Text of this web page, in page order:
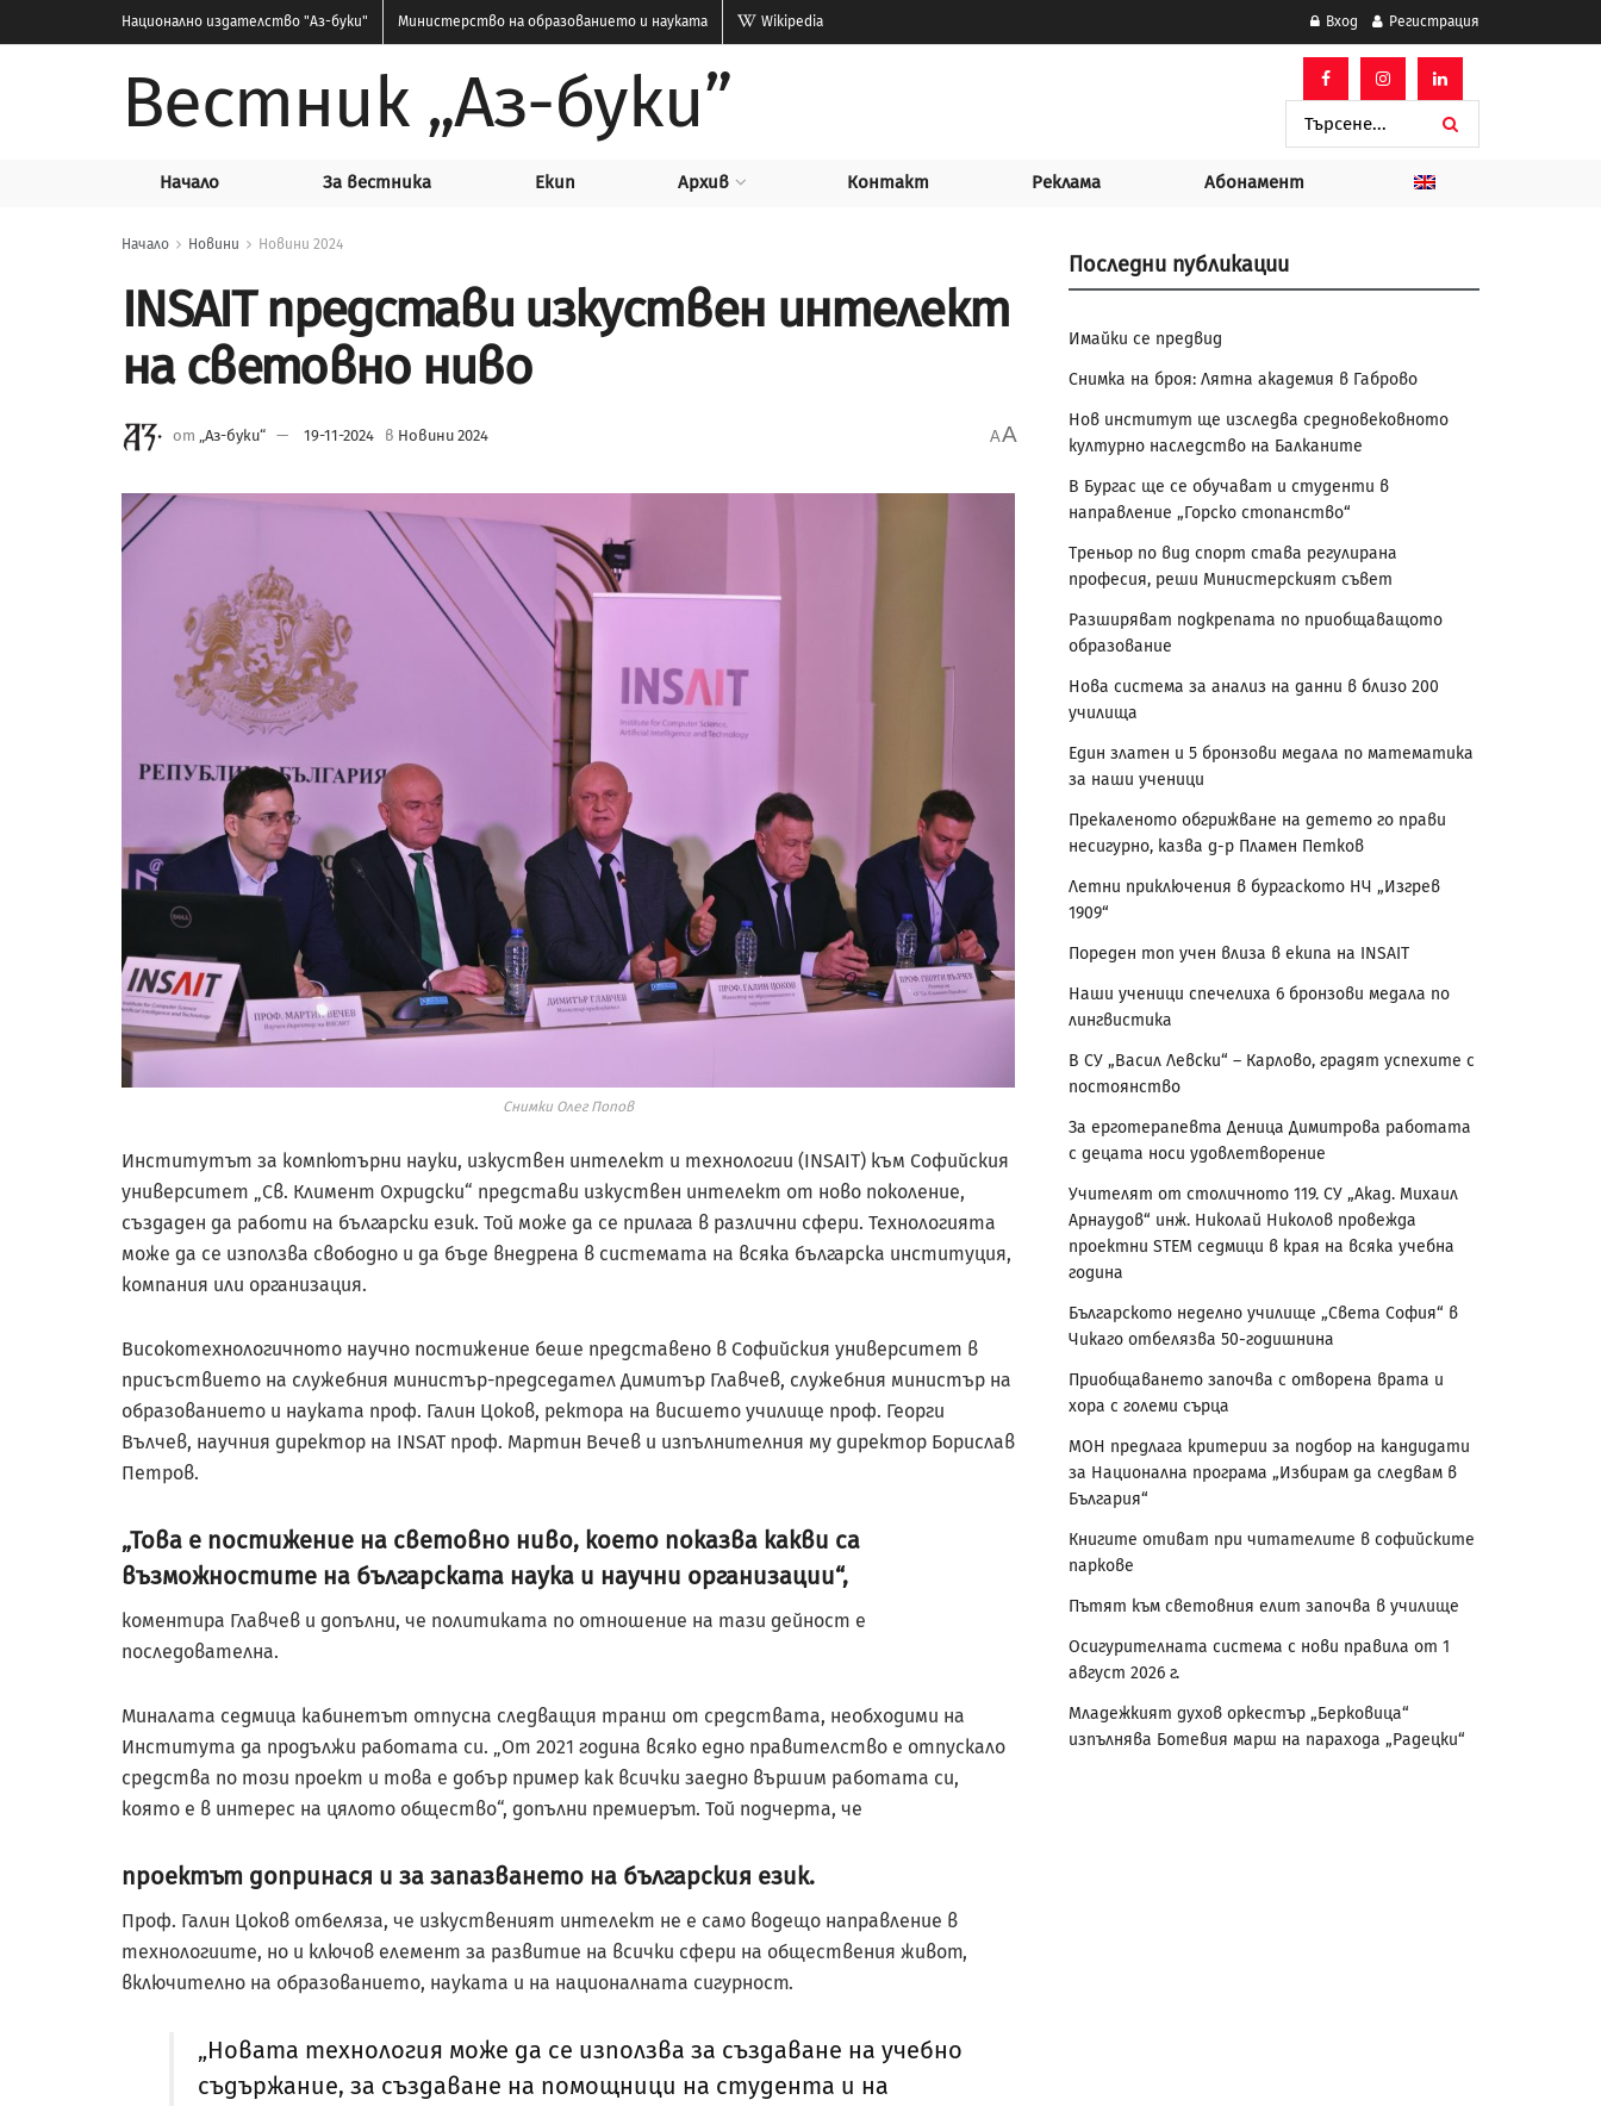
Национално издателство "Аз-буки" Министерство на образованието и науката Wikipedia Вход Регистрация
Вестник „Аз-буки”
Начало За вестника Екип Архив Контакт Реклама Абонамент
Начало Новини Новини 2024
INSAIT представи изкуствен интелект
на световно ниво
от „Аз-буки“ 19-11-2024 в Новини 2024 AA
Снимки Олег Попов
Институтът за компютърни науки, изкуствен интелект и технологии (INSAIT) към Софийския
университет „Св. Климент Охридски“ представи изкуствен интелект от ново поколение,
създаден да работи на български език. Той може да се прилага в различни сфери. Технологията
може да се използва свободно и да бъде внедрена в системата на всяка българска институция,
компания или организация.
Високотехнологичното научно постижение беше представено в Софийския университет в
присъствието на служебния министър-председател Димитър Главчев, служебния министър на
образованието и науката проф. Галин Цоков, ректора на висшето училище проф. Георги
Вълчев, научния директор на INSAT проф. Мартин Вечев и изпълнителния му директор Борислав
Петров.
„Това е постижение на световно ниво, което показва какви са
възможностите на българската наука и научни организации“,
коментира Главчев и допълни, че политиката по отношение на тази дейност е
последователна.
Миналата седмица кабинетът отпусна следващия транш от средствата, необходими на
Института да продължи работата си. „От 2021 година всяко едно правителство е отпускало
средства по този проект и това е добър пример как всички заедно вършим работата си,
която е в интерес на цялото общество“, допълни премиерът. Той подчерта, че
проектът допринася и за запазването на българския език.
Проф. Галин Цоков отбеляза, че изкуственият интелект не е само водещо направление в
технологиите, но и ключов елемент за развитие на всички сфери на обществения живот,
включително на образованието, науката и на националната сигурност.
„Новата технология може да се използва за създаване на учебно
съдържание, за създаване на помощници на студента и на
Последни публикации
Имайки се предвид
Снимка на броя: Лятна академия в Габрово
Нов институт ще изследва средновековното
културно наследство на Балканите
В Бургас ще се обучават и студенти в
направление „Горско стопанство“
Треньор по вид спорт става регулирана
професия, реши Министерският съвет
Разширяват подкрепата по приобщаващото
образование
Нова система за анализ на данни в близо 200
училища
Един златен и 5 бронзови медала по математика
за наши ученици
Прекаленото обгрижване на детето го прави
несигурно, казва д-р Пламен Петков
Летни приключения в бургаското НЧ „Изгрев
1909“
Пореден топ учен влиза в екипа на INSAIT
Наши ученици спечелиха 6 бронзови медала по
лингвистика
В СУ „Васил Левски“ – Карлово, градят успехите с
постоянство
За ерготерапевта Деница Димитрова работата
с децата носи удовлетворение
Учителят от столичното 119. СУ „Акад. Михаил
Арнаудов“ инж. Николай Николов провежда
проектни STEM седмици в края на всяка учебна
година
Българското неделно училище „Света София“ в
Чикаго отбелязва 50-годишнина
Приобщаването започва с отворена врата и
хора с големи сърца
МОН предлага критерии за подбор на кандидати
за Национална програма „Избирам да следвам в
България“
Книгите отиват при читателите в софийските
паркове
Пътят към световния елит започва в училище
Осигурителната система с нови правила от 1
август 2026 г.
Младежкият духов оркестър „Берковица“
изпълнява Ботевия марш на парахода „Радецки“